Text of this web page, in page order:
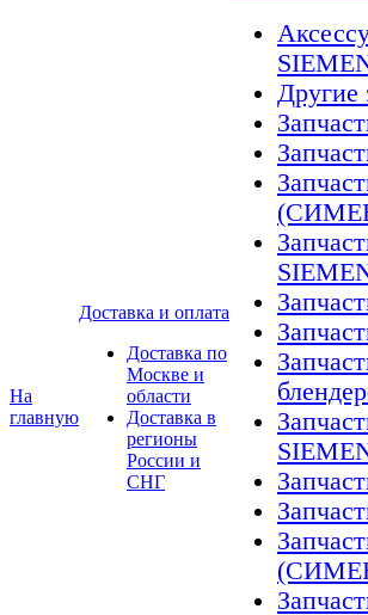
На
главную
Доставка и оплата
Доставка по
Москве и
области
Доставка в
регионы
России и
СНГ